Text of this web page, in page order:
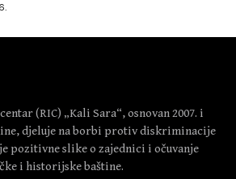
(RIC) „Kali Sara“, osnovan 2007. i
djeluje na borbi protiv diskriminacije
pozitivne slike o zajednici i očuvanje
i historijske baštine.